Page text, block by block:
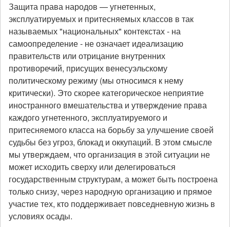
Защита права народов — угнетенных,
эксплуатируемых и притесняемых классов в так
называемых "национальных" контекстах - на
самоопределение - не означает идеализацию
правительств или отрицание внутренних
противоречий, присущих венесуэльскому
политическому режиму (мы относимся к нему
критически). Это скорее категорическое неприятие
иностранного вмешательства и утверждение права
каждого угнетенного, эксплуатируемого и
притесняемого класса на борьбу за улучшение своей
судьбы без угроз, блокад и оккупаций. В этом смысле
мы утверждаем, что организация в этой ситуации не
может исходить сверху или делегироваться
государственным структурам, а может быть построена
только снизу, через народную организацию и прямое
участие тех, кто поддерживает повседневную жизнь в
условиях осады.